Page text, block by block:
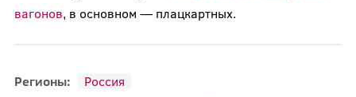
вагонов, в основном — плацкартных.
Регионы:
Россия